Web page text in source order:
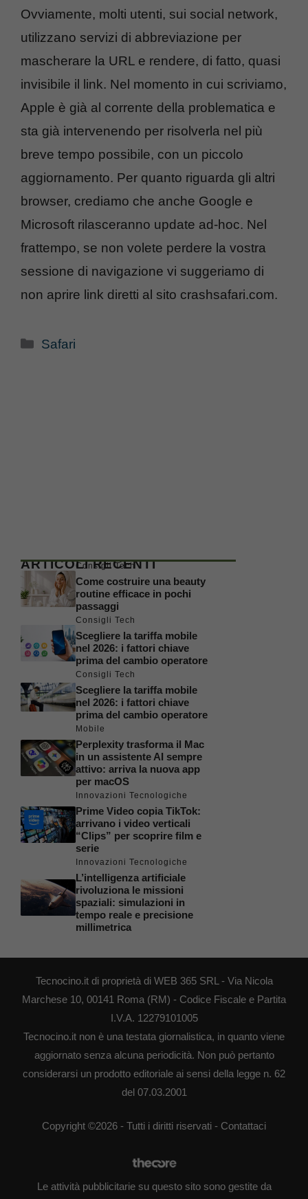
Ovviamente, molti utenti, sui social network,
utilizzano servizi di abbreviazione per
mascherare la URL e rendere, di fatto, quasi
invisibile il link. Nel momento in cui scriviamo,
Apple è già al corrente della problematica e
sta già intervenendo per risolverla nel più
breve tempo possibile, con un piccolo
aggiornamento. Per quanto riguarda gli altri
browser, crediamo che anche Google e
Microsoft rilasceranno update ad-hoc. Nel
frattempo, se non volete perdere la vostra
sessione di navigazione vi suggeriamo di
non aprire link diretti al sito crashsafari.com.
Categorie
Safari
ARTICOLI RECENTI
Consigli Tech
Come costruire una beauty
routine efficace in pochi
passaggi
Consigli Tech
Scegliere la tariffa mobile
nel 2026: i fattori chiave
prima del cambio operatore
Consigli Tech
Scegliere la tariffa mobile
nel 2026: i fattori chiave
prima del cambio operatore
Mobile
Perplexity trasforma il Mac
in un assistente AI sempre
attivo: arriva la nuova app
per macOS
Innovazioni Tecnologiche
Prime Video copia TikTok:
arrivano i video verticali
“Clips” per scoprire film e
serie
Innovazioni Tecnologiche
L’intelligenza artificiale
rivoluziona le missioni
spaziali: simulazioni in
tempo reale e precisione
millimetrica
Tecnocino.it di proprietà di WEB 365 SRL - Via Nicola
Marchese 10, 00141 Roma (RM) - Codice Fiscale e Partita
I.V.A. 12279101005
Tecnocino.it non è una testata giornalistica, in quanto viene
aggiornato senza alcuna periodicità. Non può pertanto
considerarsi un prodotto editoriale ai sensi della legge n. 62
del 07.03.2001
Copyright ©2026 - Tutti i diritti riservati - Contattaci
Le attività pubblicitarie su questo sito sono gestite da